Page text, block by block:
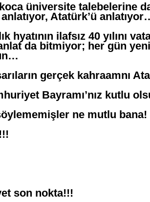
üniversite talebelerine
Atatürk’ü
hyatının ilafsız 40 yılını
da bitmiyor; her gün
gerçek kahraamnı
Bayramı’nız kutlu
ne mutlu bana!
son nokta!!!